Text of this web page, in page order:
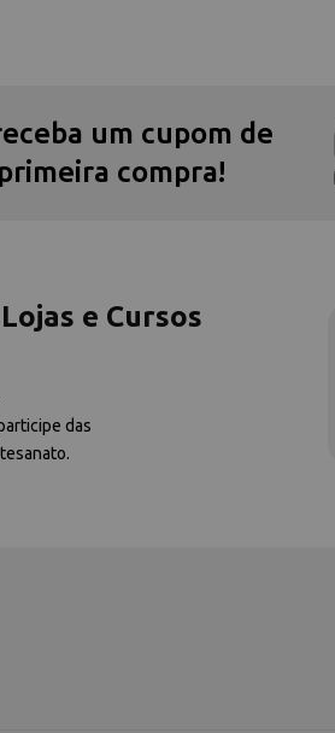
um cupom de
compra!
e Cursos
das